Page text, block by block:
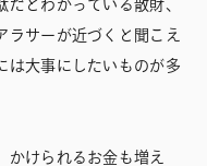
とわかっている散財、
サーが近づくと聞こえ
は大事にしたいものが多
かけられるお金も増え